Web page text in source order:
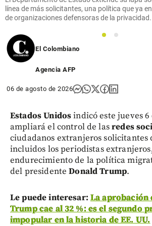
línea de más solicitantes, una política que ya
de organizaciones defensoras de la privacidad.
1
2
El Colombiano
Agencia AFP
06 de agosto de 2026
Estados Unidosindicó este jueves 6
ampliará el control de lasredes
ciudadanos extranjeros solicitantes
incluidos los periodistas
endurecimiento de la política
del presidenteDonald Trump.
Le puede interesar: La aprobación
Trump cae al 32 %: es el segundo
impopular en la historia de EE. UU.